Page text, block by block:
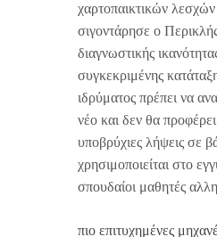
χαρτοπαικτικών
σιγοντάρησε ο
διαγνωστικής
συγκεκριμένης
ιδρύματος πρέπει να
νέο και δεν θα
υποβρύχιες λήψεις σε
χρησιμοποιείται στο
σπουδαίοι μαθητές
πιο επιτυχημένες